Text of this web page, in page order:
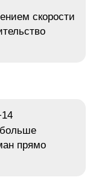
скорости
прямо